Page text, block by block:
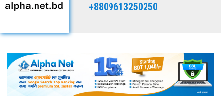
+8809613250250